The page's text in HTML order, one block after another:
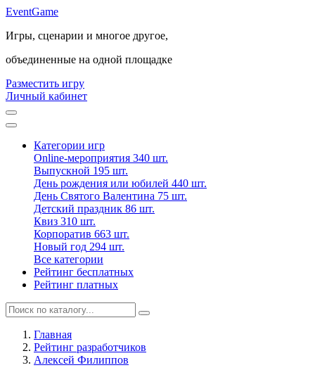
EventGame
Игры, сценарии и многое другое,
объединенные на одной площадке
Разместить игру
Личный кабинет
Категории игр
Online-мероприятия 340 шт.
Выпускной 195 шт.
День рождения или юбилей 440 шт.
День Святого Валентина 75 шт.
Детский праздник 86 шт.
Квиз 310 шт.
Корпоратив 663 шт.
Новый год 294 шт.
Все категории
Рейтинг бесплатных
Рейтинг платных
Главная
Рейтинг разработчиков
Алексей Филиппов